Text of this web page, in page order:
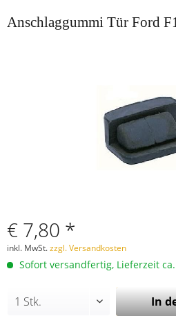
Anschlaggummi Tür Ford
€ 7,80 *
inkl. MwSt.zzgl. Versandkosten
Sofort versandfertig, Lieferzeit
In